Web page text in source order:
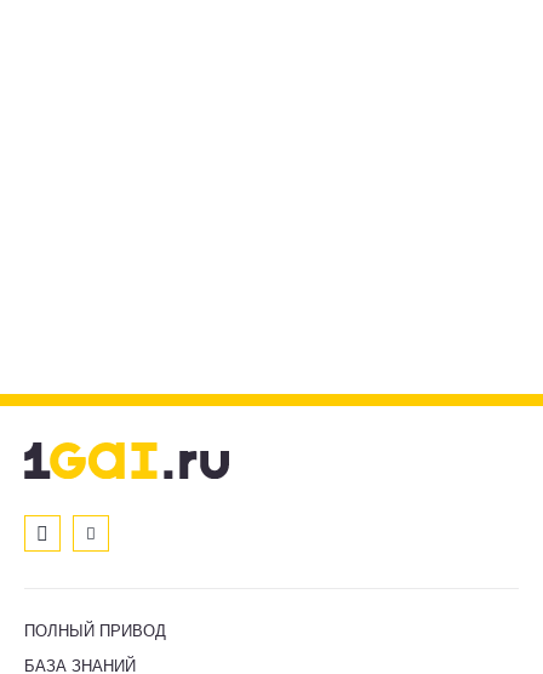
ПОЛНЫЙ ПРИВОД
БАЗА ЗНАНИЙ